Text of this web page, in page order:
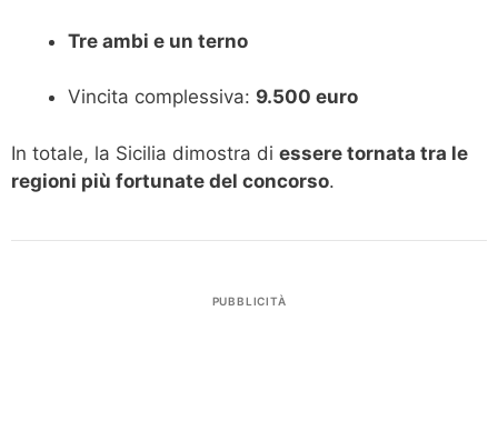
Tre ambi e un terno
Vincita complessiva: 9.500 euro
In totale, la Sicilia dimostra di essere tornata tra le
regioni più fortunate del concorso.
PUBBLICITÀ